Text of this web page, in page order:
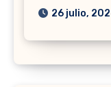
26 julio,